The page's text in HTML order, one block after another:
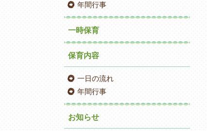
年間行事
一時保育
保育内容
一日の流れ
年間行事
お知らせ